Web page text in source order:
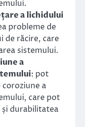
a lichidului
probleme de
de răcire, care
sistemului.
a
: pot
coroziune a
care pot
durabilitatea